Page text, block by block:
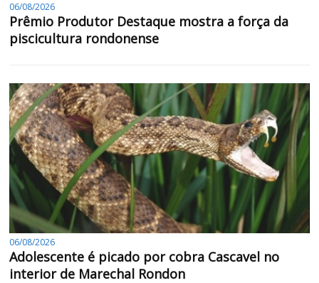
06/08/2026
Prêmio Produtor Destaque mostra a força da
piscicultura rondonense
06/08/2026
Adolescente é picado por cobra Cascavel no
interior de Marechal Rondon